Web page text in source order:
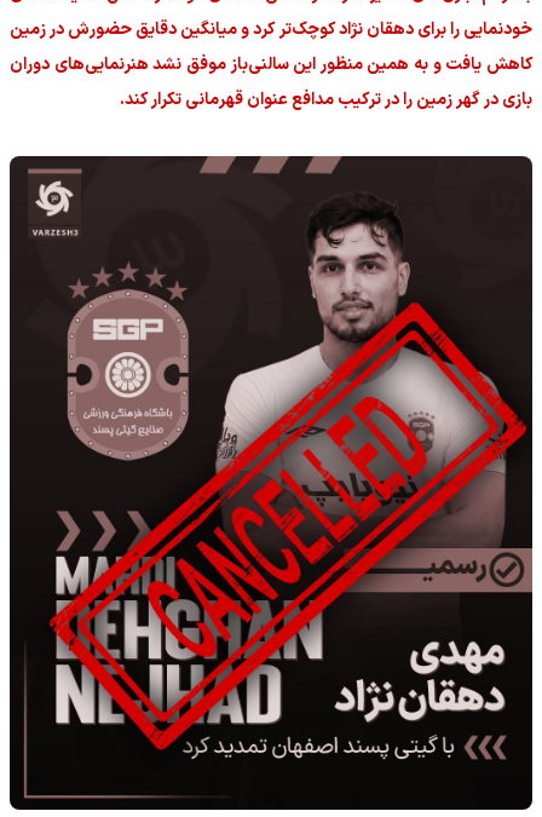
خودنمایی را برای دهقان نژاد کوچک‌تر کرد و میانگین دقایق حضورش در زمین
کاهش یافت و به همین منظور این سالنی‌باز موفق نشد هنرنمایی‌های دوران
بازی در گهر زمین را در ترکیب مدافع عنوان قهرمانی تکرار کند.